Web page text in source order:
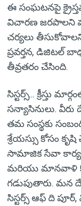
ఈ సంఘటనపై
విచారణ జరపాలని
చర్యలు
ప్రవర్తన, డిజిటల్
తీవ్రతరం చేసింది.
సిస్టర్స్... క్రీస్తు
సన్యాసినులు. వీరు
తమ సంస్థకు
శ్రేయస్సు కోసం
సామాజిక సేవా
మరియు మానవాళి కోసం
గడుపుతారు. మన
సిస్టర్స్ ఆఫ్ ది